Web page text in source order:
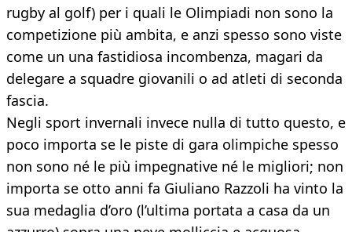
rugby al golf) per i quali le Olimpiadi non sono la
competizione più ambita, e anzi spesso sono viste
come un una fastidiosa incombenza, magari da
delegare a squadre giovanili o ad atleti di seconda
fascia.
Negli sport invernali invece nulla di tutto questo, e
poco importa se le piste di gara olimpiche spesso
non sono né le più impegnative né le migliori; non
importa se otto anni fa Giuliano Razzoli ha vinto la
sua medaglia d’oro (l’ultima portata a casa da un